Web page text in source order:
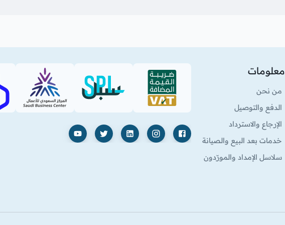
معلومات
من نحن
الدفع والتوصيل
الإرجاع والاسترداد
خدمات بعد البيع والصيانة
سلاسل الإمداد والمورّدون
VAT (PDF)
SPL (PDF)
SBC
فيسبوكإنستغراملينكدإن X يوتيوب